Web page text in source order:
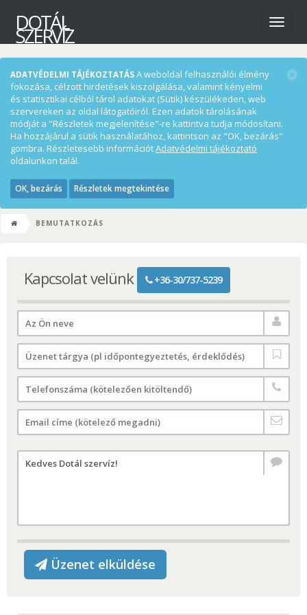
Menü
DOTÁL
SZERVÍZ
ADATVÉDELMI TÁJÉKOZTATÁSA weboldal felhasználói élmény
fokozása, célzott hirdetések kiszolgálása, valamint kényelmi
és statisztikai célból tárol adatokat (Sütik) készülékeden, web
szervereken az oldal látogatóiról. Ezen adatok tárolásának
módját a "Részletek megjelenítése"-re kattintva tudja módosítani.
Ha hozzájárul a sütik használatához, kattintson az "OK, bezárás"
gombra. Részletesebb információtAdatvédelmi tájékoztató
oldalunkon talál.
OK, bezárás Részletek megtekintése
BEMUTATKOZÁS
Kapcsolat velünk +36-30/737-5239
Üzenet elküldése